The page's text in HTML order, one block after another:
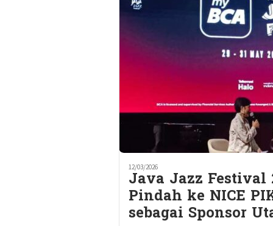
12/03/2026
Java Jazz Festival
Pindah ke NICE
sebagai Sponsor